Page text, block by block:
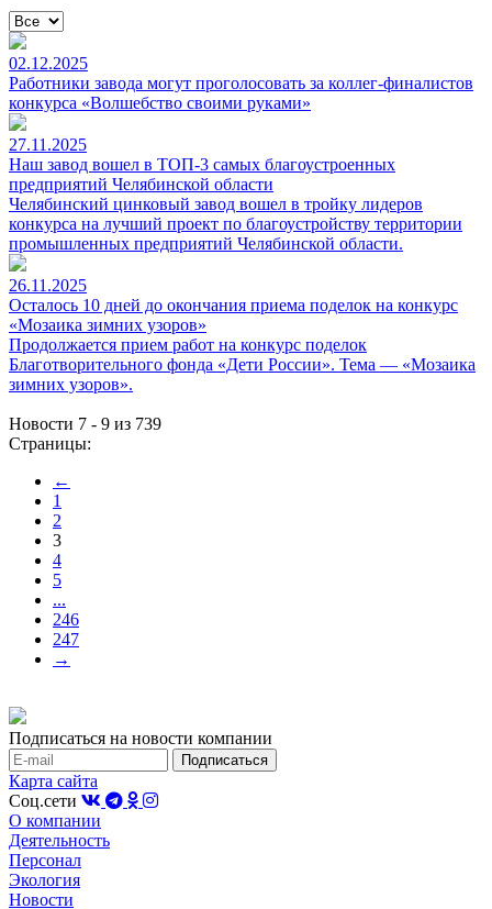
02.12.2025
Работники завода могут проголосовать за коллег-финалистов
конкурса «Волшебство своими руками»
27.11.2025
Наш завод вошел в ТОП-3 самых благоустроенных
предприятий Челябинской области
Челябинский цинковый завод вошел в тройку лидеров
конкурса на лучший проект по благоустройству территории
промышленных предприятий Челябинской области.
26.11.2025
Осталось 10 дней до окончания приема поделок на конкурс
«Мозаика зимних узоров»
Продолжается прием работ на конкурс поделок
Благотворительного фонда «Дети России». Тема — «Мозаика
зимних узоров».
Новости 7 - 9 из 739
Страницы:
←
1
2
3
4
5
...
246
247
→
Подписаться на новости компании
Карта сайта
Соц.сети
О компании
Деятельность
Персонал
Экология
Новости